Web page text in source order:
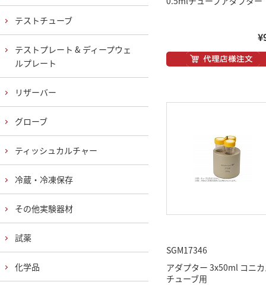
SGM17346
アダプター 3x50ml コニ
チューブ用
テストチューブ
テストプレート & ディープウェ
ルプレート
リザーバー
グローブ
ティッシュカルチャー
冷蔵・冷凍保存
その他実験器材
試薬
化学品